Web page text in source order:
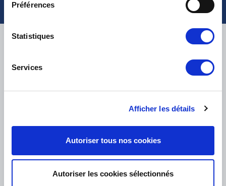
Préférences
Statistiques
Services
Afficher les détails
Autoriser tous nos cookies
Autoriser les cookies sélectionnés
PETITS COLIS :COLISSIMO, TNT RELAIS, DPD-GROS COLIS :TNT, GÉODIS, FRANCE EXPRESS, DPD
Excellent:4.5/5